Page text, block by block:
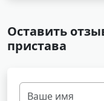
Оставить
пристава